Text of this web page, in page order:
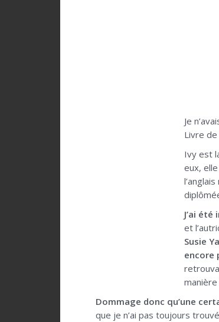
Je
Livre de
Ivy est
eux,
J’ai
et
Susie
encore
Dommage donc qu’une
que je n’ai pas toujours